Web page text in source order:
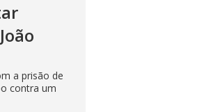
a prisão de
contra um